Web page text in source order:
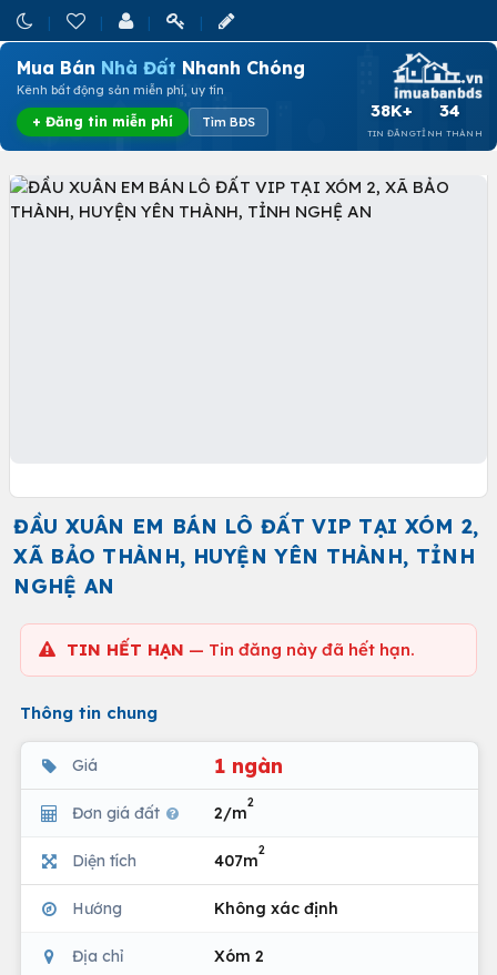
Mua Bán Nhà Đất Nhanh Chóng
Kênh bất động sản miễn phí, uy tín
+ Đăng tin miễn phí Tìm BĐS
38K+
TIN ĐĂNG
34
TỈNH THÀNH
ĐẦU XUÂN EM BÁN LÔ ĐẤT VIP TẠI XÓM 2,
XÃ BẢO THÀNH, HUYỆN YÊN THÀNH, TỈNH
NGHỆ AN
TIN HẾT HẠN — Tin đăng này đã hết hạn.
Thông tin chung
Giá 1 ngàn
Đơn giá đất 2/m
2
Diện tích 407m
2
Hướng Không xác định
Địa chỉ Xóm 2